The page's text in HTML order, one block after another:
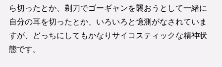
ら切ったとか、剃刀でゴーギャンを襲おうとして一緒に
自分の耳を切ったとか、いろいろと憶測がなされていま
すが、どっちにしてもかなりサイコスティックな精神状
態です。